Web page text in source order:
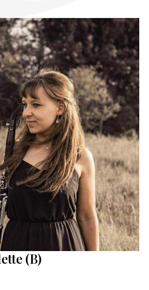
ACTUALITÉS LIRE-ÉCOUTER-VOIR
UTILES CONTACT
FR
NL
EN
LES AMIS
(B)